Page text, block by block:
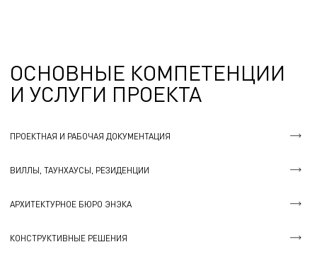
ОСНОВНЫЕ КОМПЕТЕНЦИИ
И УСЛУГИ ПРОЕКТА
ПРОЕКТНАЯ И РАБОЧАЯ ДОКУМЕНТАЦИЯ
ВИЛЛЫ, ТАУНХАУСЫ, РЕЗИДЕНЦИИ
АРХИТЕКТУРНОЕ БЮРО ЭНЭКА
КОНСТРУКТИВНЫЕ РЕШЕНИЯ